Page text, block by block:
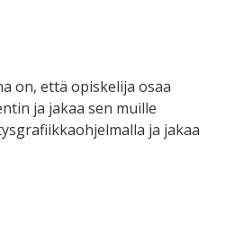
on, että opiskelija osaa
ja jakaa sen muille
ja jakaa